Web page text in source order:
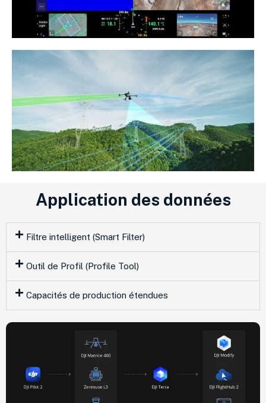
Application des données
Filtre intelligent (Smart Filter)
Outil de Profil (Profile Tool)
Capacités de production étendues​